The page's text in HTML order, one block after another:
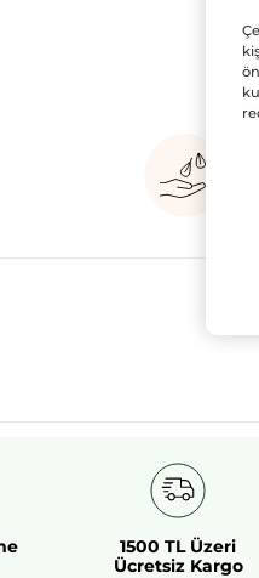
1500 TL Üzeri
Ücretsiz Kargo